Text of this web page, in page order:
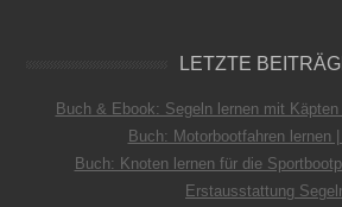
LETZTE
Buch & Ebook: Segeln lernen mit Käpten
Buch: Motorbootfahren lernen
Buch: Knoten lernen für die
Erstausstattung